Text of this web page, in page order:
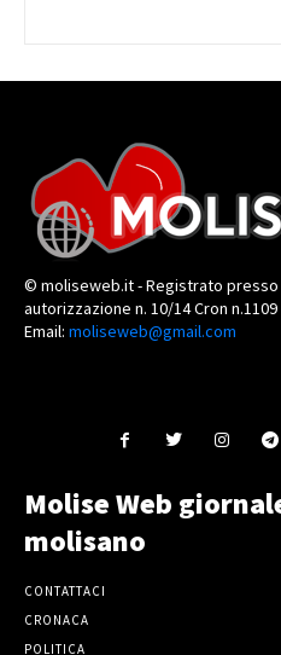
© moliseweb.it - Registrato presso
autorizzazione n. 10/14 Cron
Email: moliseweb@gmail.com
Molise Web
molisano
CONTATTACI
CRONACA
POLITICA